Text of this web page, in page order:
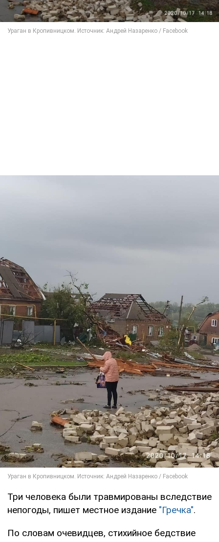
Три человека были травмированы вследствие
непогоды, пишет местное издание "Гречка".
По словам очевидцев, стихийное бедствие